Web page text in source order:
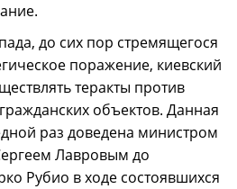
до сих пор стремящегося
поражение, киевский
теракты против
объектов. Данная
раз доведена министром
Лавровым до
Рубио в ходе состоявшихся